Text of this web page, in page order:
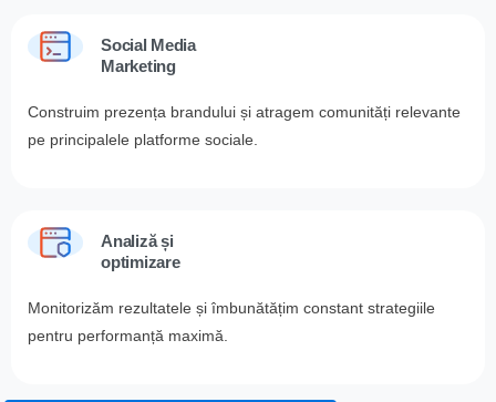
Social Media
Marketing
Construim prezența brandului și atragem comunități relevante
pe principalele platforme sociale.
Analiză și
optimizare
Monitorizăm rezultatele și îmbunătățim constant strategiile
pentru performanță maximă.